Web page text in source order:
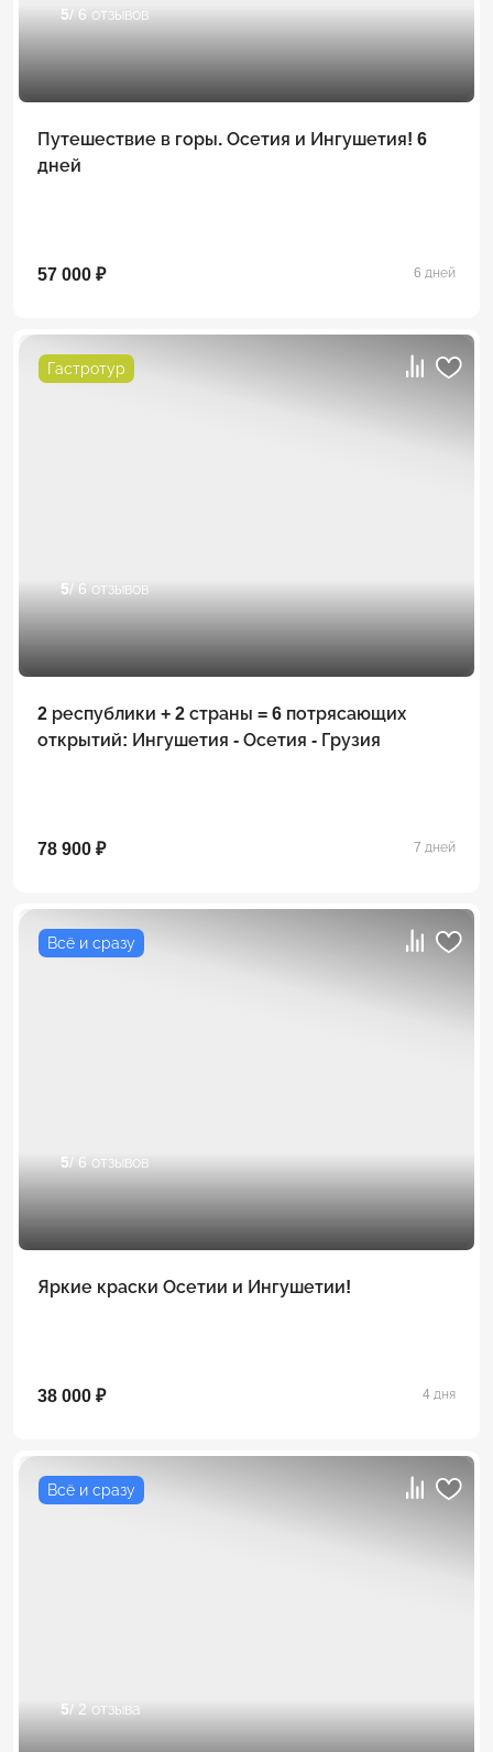
5/ 6 отзывов
Путешествие в горы. Осетия и Ингушетия! 6
дней
57 000 ₽ 6 дней
Гастротур
5/ 6 отзывов
2 республики + 2 страны = 6 потрясающих
открытий: Ингушетия - Осетия - Грузия
78 900 ₽ 7 дней
Всё и сразу
5/ 6 отзывов
Яркие краски Осетии и Ингушетии!
38 000 ₽ 4 дня
Всё и сразу
5/ 2 отзыва